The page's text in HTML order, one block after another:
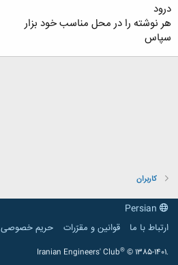
درود
هر نوشته را در محل مناسب خود بزار
سپاس
کاربران
ارتباط با ما
قوانین و مقرّرات حریم خصوصی
Iranian Engineers' Club® © 1385-1401.